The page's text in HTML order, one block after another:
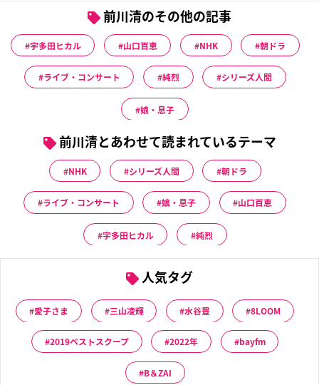
前川清のその他の記事
宇多田ヒカル 山口百恵 NHK 朝ドラ
ライブ・コンサート 純烈 シリーズ人間
娘・息子
前川清とあわせて読まれているテーマ
NHK シリーズ人間 朝ドラ
ライブ・コンサート 娘・息子 山口百恵
宇多田ヒカル 純烈
人気タグ
愛子さま 三山凌輝 水谷豊 8LOOM
2019ベストスクープ 2022年 bayfm
B＆ZAI